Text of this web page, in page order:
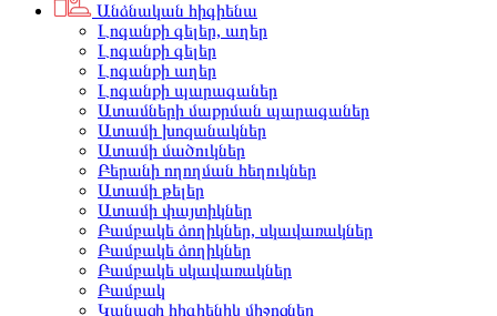
Անձնական հիգիենա
Լոգանքի գելեր, աղեր
Լոգանքի գելեր
Լոգանքի աղեր
Լոգանքի պարագաներ
Ատամների մաքրման պարագաներ
Ատամի խոզանակներ
Ատամի մածուկներ
Բերանի ողողման հեղուկներ
Ատամի թելեր
Ատամի փայտիկներ
Բամբակե ձողիկներ, սկավառակներ
Բամբակե ձողիկներ
Բամբակե սկավառակներ
Բամբակ
Կանացի հիգիենիկ միջոցներ